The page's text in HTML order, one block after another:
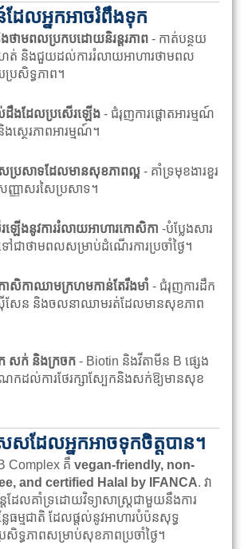
ែលអ្នកអាចរំពឹងទុក
ថាមពលប្រកបដោយនិរន្តរភាព - កាត់បន្ថយ
ត់ និងជួយដល់ការរំលាយអាហារថាមពល
រសិទ្ធភាព។
ងដែលប្រសើរឡើង - ជំរុញការផ្តោតអារម្មណ៍
ងស្ថេរភាពអារម្មណ៍។
ៃប្រសាទដែលមានសុខភាពល្អ - គាំទ្រមុខងារខួរ
ញ្ញាសរសៃប្រសាទ។
រឡើងនូវការរំលាយអាហារកោសិកា -បំប្លែងសារ
ៅជាថាមពលសម្រាប់ដំណើរការប្រចាំថ្ងៃ។
សិកាឈាមក្រហមកាន់តែរឹងមាំ - ជំរុញការដឹក
សែន និងចលនាឈាមរត់ដែលមានសុខភាព
សក់ និងក្រចក - Biotin និងវីតាមីន B ផ្សេង
កដល់ការថែរក្សាស្បែកនិងសក់ឱ្យមានសុខ
ដែលអ្នកអាចទុកចិត្តបាន។
Complex គឺ vegan-friendly, non-
and certified Halal by IFANCA. វា
តដែលគាំទ្រដោយវិទ្យាសាស្រ្តជាមួយនឹងការ
ធម្មជាតិ ដែលផ្តល់នូវអាហារបំប៉នសុទ្ធ
សិទ្ធភាពសម្រាប់សុខភាពប្រចាំថ្ងៃ។